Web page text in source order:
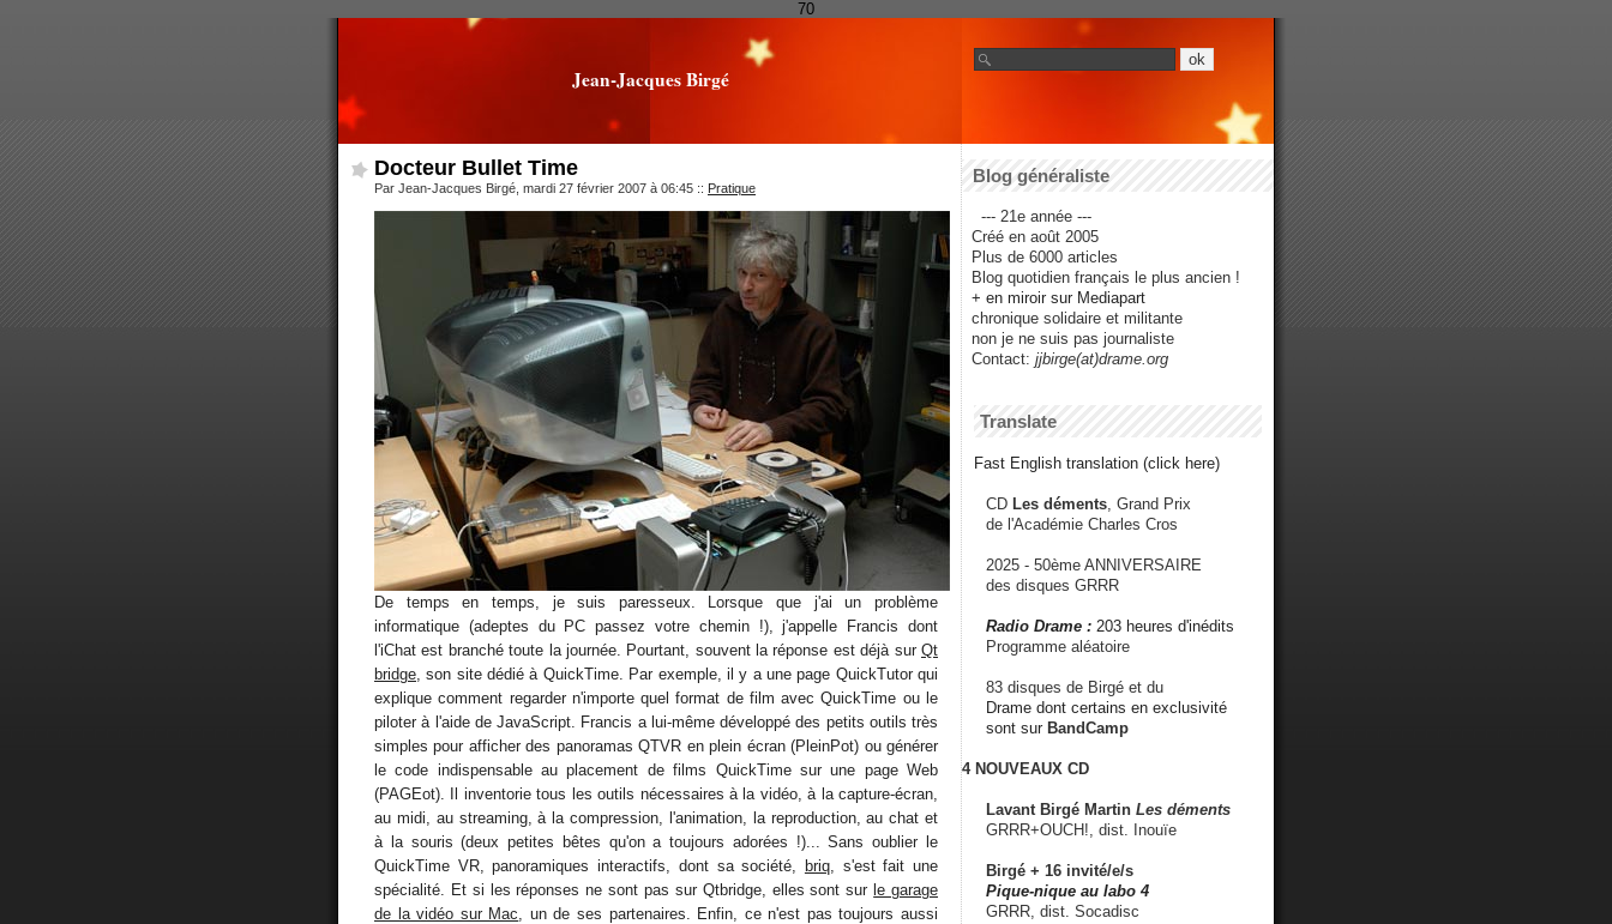
70
Jean-Jacques Birgé
Docteur Bullet Time
Par Jean-Jacques Birgé, mardi 27 février 2007 à 06:45 :: Pratique
De temps en temps, je suis paresseux. Lorsque que j'ai un problème
informatique (adeptes du PC passez votre chemin !), j'appelle Francis dont
l'iChat est branché toute la journée. Pourtant, souvent la réponse est déjà sur Qt
bridge , son site dédié à QuickTime. Par exemple, il y a une page QuickTutor qui
explique comment regarder n'importe quel format de film avec QuickTime ou le
piloter à l'aide de JavaScript. Francis a lui-même développé des petits outils très
simples pour afficher des panoramas QTVR en plein écran (PleinPot) ou générer
le code indispensable au placement de films QuickTime sur une page Web
(PAGEot). Il inventorie tous les outils nécessaires à la vidéo, à la capture-écran,
au midi, au streaming, à la compression, l'animation, la reproduction, au chat et
à la souris (deux petites bêtes qu'on a toujours adorées !)... Sans oublier le
QuickTime VR, panoramiques interactifs, dont sa société,
briq, s'est fait une
spécialité. Et si les réponses ne sont pas sur Qtbridge, elles sont sur le garage
de la vidéo sur Mac , un de ses partenaires. Enfin, ce n'est pas toujours aussi
Blog généraliste
--- 21e année ---
Créé en août 2005
Plus de 6000 articles
Blog quotidien français le plus ancien !
+ en miroir sur Mediapart
chronique solidaire et militante
non je ne suis pas journaliste
Contact: jjbirge(at)drame.org
Translate
Fast English translation (click here)
CD Les déments , Grand Prix
de l'Académie Charles Cros
2025 - 50ème ANNIVERSAIRE
des disques GRRR
Radio Drame : 203 heures d'inédits
Programme aléatoire
83 disques de Birgé et du
Drame dont certains en exclusivité
sont sur BandCamp
4 NOUVEAUX CD
Lavant Birgé Martin Les déments
GRRR+OUCH!, dist. Inouïe
Birgé + 16 invité/e/s
Pique-nique au labo 4
GRRR, dist. Socadisc